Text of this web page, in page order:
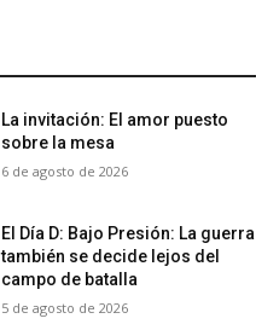
La invitación: El amor puesto
sobre la mesa
6 de agosto de 2026
El Día D: Bajo Presión: La guerra
también se decide lejos del
campo de batalla
5 de agosto de 2026